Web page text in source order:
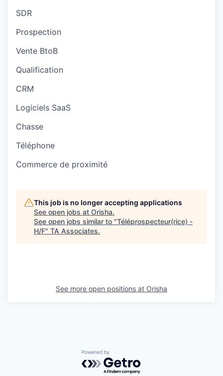
SDR
Prospection
Vente BtoB
Qualification
CRM
Logiciels SaaS
Chasse
Téléphone
Commerce de proximité
This job is no longer accepting applications
See open jobs at Orisha.
See open jobs similar to "Téléprospecteur(rice) -
H/F" TA Associates.
See more open positions at Orisha
Powered by Getro.com